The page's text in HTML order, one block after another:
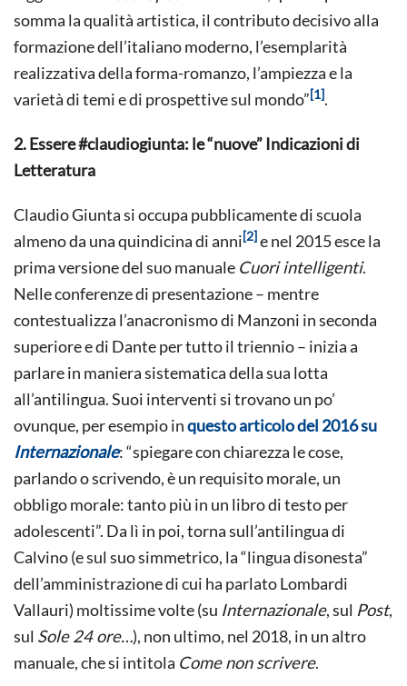
somma la qualità artistica, il contributo decisivo alla
formazione dell’italiano moderno, l’esemplarità
realizzativa della forma-romanzo, l’ampiezza e la
varietà di temi e di prospettive sul mondo”[1].
2. Essere #claudiogiunta: le “nuove” Indicazioni di
Letteratura
Claudio Giunta si occupa pubblicamente di scuola
almeno da una quindicina di anni[2]e nel 2015 esce la
prima versione del suo manuale Cuori intelligenti.
Nelle conferenze di presentazione – mentre
contestualizza l’anacronismo di Manzoni in seconda
superiore e di Dante per tutto il triennio – inizia a
parlare in maniera sistematica della sua lotta
all’antilingua. Suoi interventi si trovano un po’
ovunque, per esempio inquesto articolo del 2016 su
Internazionale: “spiegare con chiarezza le cose,
parlando o scrivendo, è un requisito morale, un
obbligo morale: tanto più in un libro di testo per
adolescenti”. Da lì in poi, torna sull’antilingua di
Calvino (e sul suo simmetrico, la “lingua disonesta”
dell’amministrazione di cui ha parlato Lombardi
Vallauri) moltissime volte (su Internazionale, sul Post,
sul Sole 24 ore…), non ultimo, nel 2018, in un altro
manuale, che si intitola Come non scrivere.